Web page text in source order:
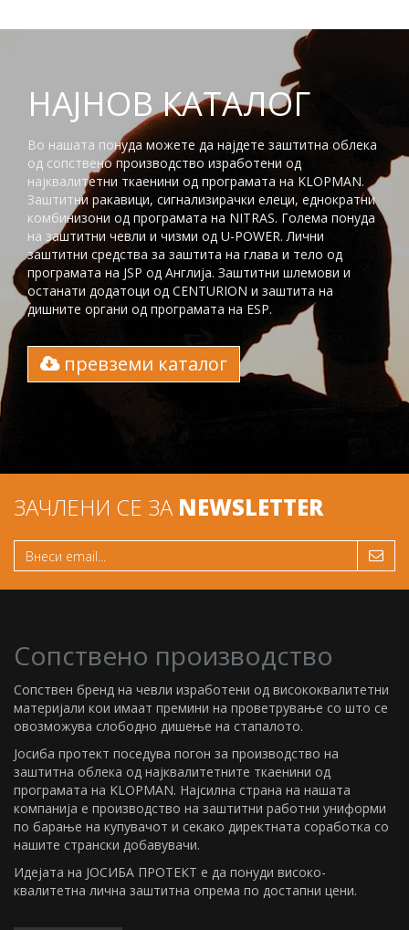
НАЈНОВ КАТАЛОГ
Во нашата понуда можете да најдете заштитна облека
од сопствено производство изработени од
најквалитетни ткаенини од програмата на KLOPMAN.
Заштитни ракавици, сигнализирачки елеци, еднократни
комбинизони од програмата на NITRAS. Голема понуда
на заштитни чевли и чизми од U-POWER. Лични
заштитни средства за заштита на глaва и тело од
програмата на JSP од Англија. Заштитни шлемови и
останати додатоци од CENTURION и заштита на
дишните органи од програмата на ESP.
превземи каталог
ЗАЧЛЕНИ СЕ ЗА NEWSLETTER
Сопствено производство
Сопствен бренд на чевли изработени од висококвалитетни
материјали кои имаат премини на проветрување со што се
овозможува слободно дишење на стапалото.
Јосиба протект поседува погон за производство на
заштитна облека од најквалитетните ткаенини од
програмата на KLOPMAN. Најсилна страна на нашата
компанија е производство на заштитни работни униформи
по барање на купувачот и секако директната соработка со
нашите странски добавувачи.
Идејата на ЈОСИБА ПРОТЕКТ е да понуди високо-
квалитетна лична заштитна опрема по достапни цени.